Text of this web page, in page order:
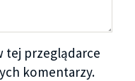
tej przeglądarce
komentarzy.